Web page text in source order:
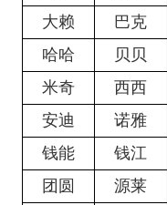
大赖
巴克
哈哈
贝贝
米奇
西西
安迪
诺雅
钱能
钱江
团圆
源莱